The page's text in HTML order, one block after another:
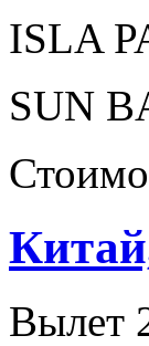
ISLA
SUN
Вылет